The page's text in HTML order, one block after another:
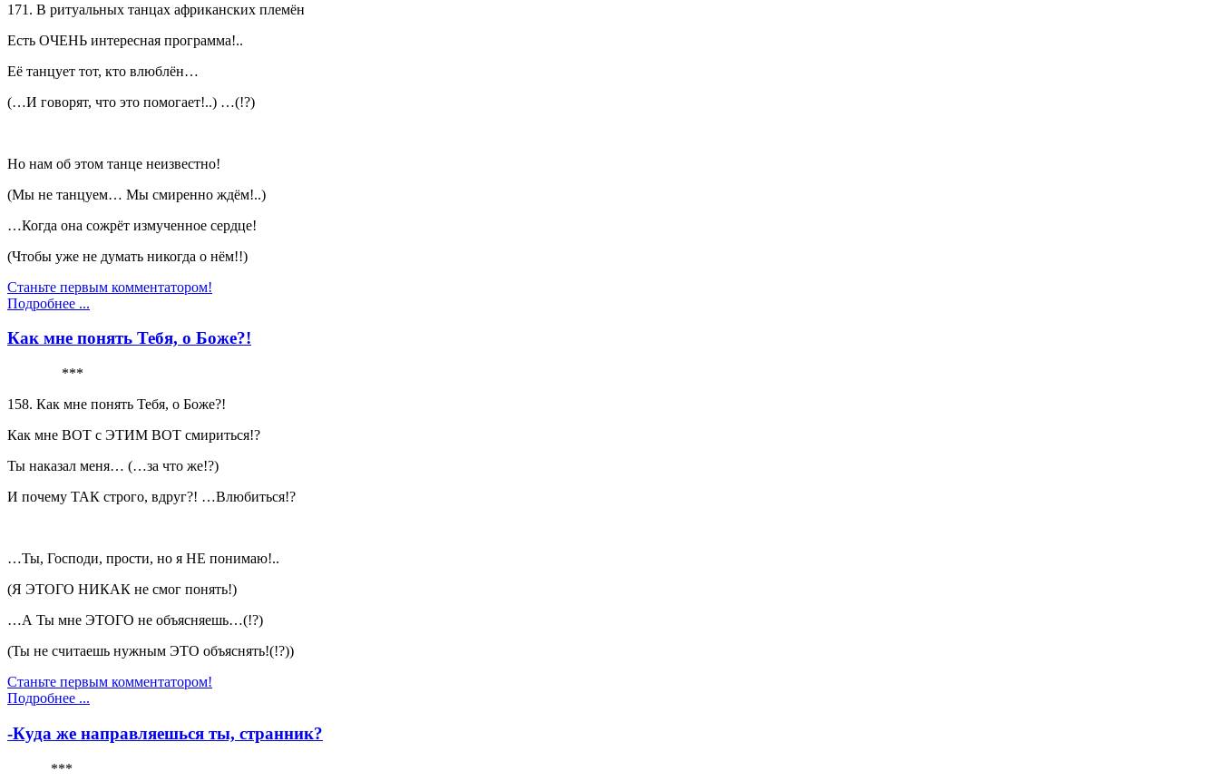
171. В ритуальных танцах африканских племён
Есть ОЧЕНЬ интересная программа!..
Её танцует тот, кто влюблён…
(…И говорят, что это помогает!..) …(!?)
Но нам об этом танце неизвестно!
(Мы не танцуем… Мы смиренно ждём!..)
…Когда она сожрёт измученное сердце!
(Чтобы уже не думать никогда о нём!!)
Станьте первым комментатором!
Подробнее ...
Как мне понять Тебя, о Боже?!
***
158. Как мне понять Тебя, о Боже?!
Как мне ВОТ с ЭТИМ ВОТ смириться!?
Ты наказал меня… (…за что же!?)
И почему ТАК строго, вдруг?! …Влюбиться!?
…Ты, Господи, прости, но я НЕ понимаю!..
(Я ЭТОГО НИКАК не смог понять!)
…А Ты мне ЭТОГО не объясняешь…(!?)
(Ты не считаешь нужным ЭТО объяснять!(!?))
Станьте первым комментатором!
Подробнее ...
-Куда же направляешься ты, странник?
***